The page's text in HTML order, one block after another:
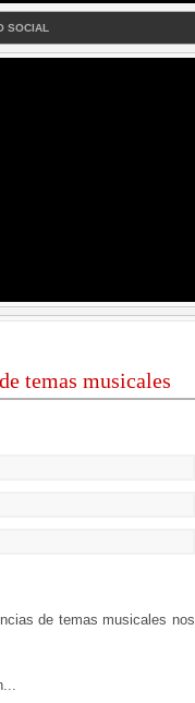
SOCIAL
temas musicales
de temas musicales nos